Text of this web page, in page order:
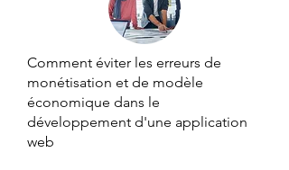
Comment éviter les erreurs de
monétisation et de modèle
économique dans le
développement d'une application
web